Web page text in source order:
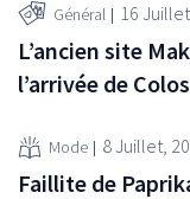
Général 16
L’ancien site
l’arrivée de
Mode 8 Juillet,
Faillite de